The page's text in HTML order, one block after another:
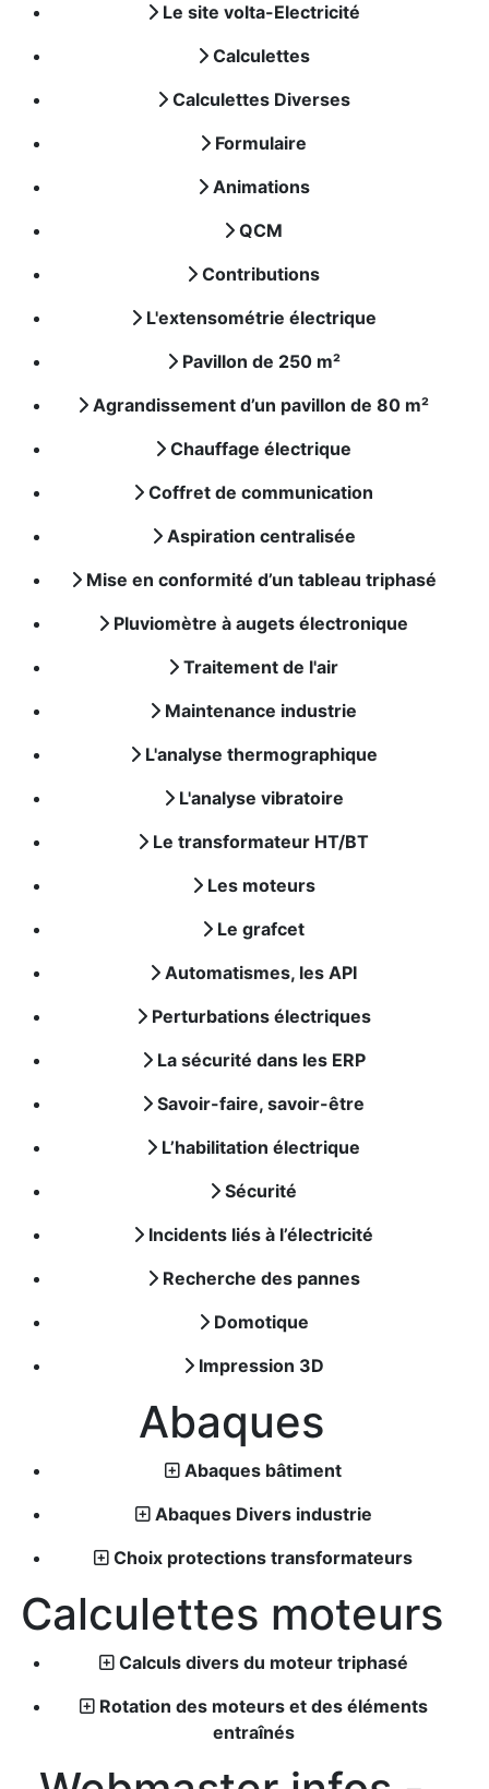
Le site volta-Electricité
Calculettes
Calculettes Diverses
Formulaire
Animations
QCM
Contributions
L'extensométrie électrique
Pavillon de 250 m²
Agrandissement d’un pavillon de 80 m²
Chauffage électrique
Coffret de communication
Aspiration centralisée
Mise en conformité d’un tableau triphasé
Pluviomètre à augets électronique
Traitement de l'air
Maintenance industrie
L'analyse thermographique
L'analyse vibratoire
Le transformateur HT/BT
Les moteurs
Le grafcet
Automatismes, les API
Perturbations électriques
La sécurité dans les ERP
Savoir-faire, savoir-être
L’habilitation électrique
Sécurité
Incidents liés à l’électricité
Recherche des pannes
Domotique
Impression 3D
Abaques
Abaques bâtiment
Abaques Divers industrie
Choix protections transformateurs
Calculettes moteurs
Calculs divers du moteur triphasé
Rotation des moteurs et des éléments
entraînés